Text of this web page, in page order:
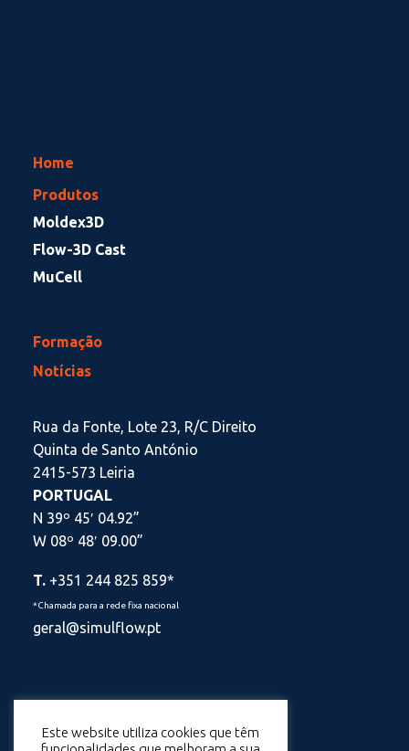
Home
Produtos
Moldex3D
Flow-3D Cast
MuCell
Formação
Notícias
Rua da Fonte, Lote 23, R/C Direito
Quinta de Santo António
2415-573 Leiria
PORTUGAL
N 39º 45′ 04.92”
W 08º 48′ 09.00”
T. +351 244 825 859*
*Chamada para a rede fixa nacional
geral@simulflow.pt
Política de Privacidade
Este website utiliza cookies que têm